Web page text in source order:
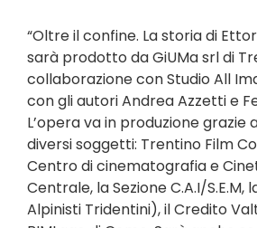
“Oltre il confine. La storia di
sarà prodotto da GiUMa srl di
collaborazione con Studio All
con gli autori Andrea Azzetti e
L’opera va in produzione grazie
diversi soggetti: Trentino Film
Centro di cinematografia e
Centrale, la Sezione C.A.I/S.E.M,
Alpinisti Tridentini), il Credito